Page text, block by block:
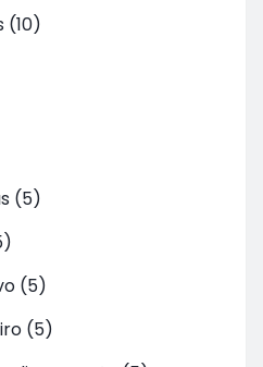
(10)
(5)
(5)
(5)